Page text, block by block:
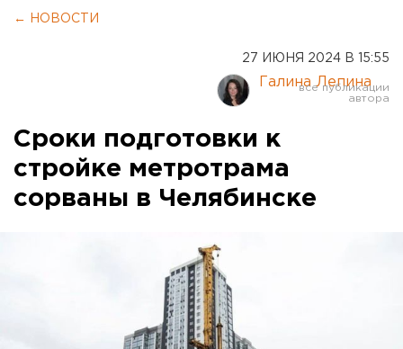
← НОВОСТИ
27 ИЮНЯ 2024 В 15:55
Галина Лепина
Сроки подготовки к
стройке метротрама
сорваны в Челябинске